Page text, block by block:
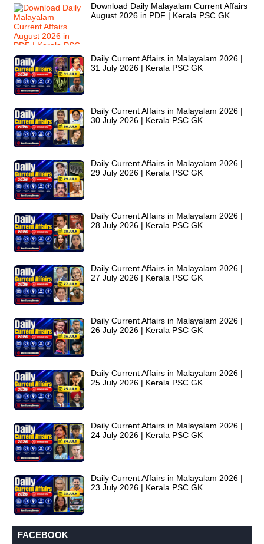
Download Daily Malayalam Current Affairs
August 2026 in PDF | Kerala PSC GK
Daily Current Affairs in Malayalam 2026 |
31 July 2026 | Kerala PSC GK
Daily Current Affairs in Malayalam 2026 |
30 July 2026 | Kerala PSC GK
Daily Current Affairs in Malayalam 2026 |
29 July 2026 | Kerala PSC GK
Daily Current Affairs in Malayalam 2026 |
28 July 2026 | Kerala PSC GK
Daily Current Affairs in Malayalam 2026 |
27 July 2026 | Kerala PSC GK
Daily Current Affairs in Malayalam 2026 |
26 July 2026 | Kerala PSC GK
Daily Current Affairs in Malayalam 2026 |
25 July 2026 | Kerala PSC GK
Daily Current Affairs in Malayalam 2026 |
24 July 2026 | Kerala PSC GK
Daily Current Affairs in Malayalam 2026 |
23 July 2026 | Kerala PSC GK
FACEBOOK